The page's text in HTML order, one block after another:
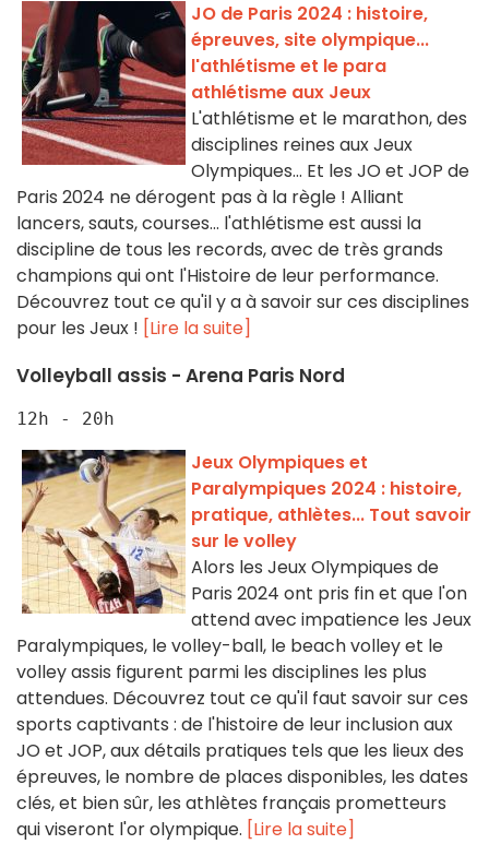
JO de Paris 2024 : histoire,
épreuves, site olympique...
l'athlétisme et le para
athlétisme aux Jeux
L'athlétisme et le marathon, des
disciplines reines aux Jeux
Olympiques... Et les JO et JOP de
Paris 2024 ne dérogent pas à la règle ! Alliant
lancers, sauts, courses... l'athlétisme est aussi la
discipline de tous les records, avec de très grands
champions qui ont l'Histoire de leur performance.
Découvrez tout ce qu'il y a à savoir sur ces disciplines
pour les Jeux ! [Lire la suite]
Volleyball assis - Arena Paris Nord
12h - 20h
Jeux Olympiques et
Paralympiques 2024 : histoire,
pratique, athlètes... Tout savoir
sur le volley
Alors les Jeux Olympiques de
Paris 2024 ont pris fin et que l'on
attend avec impatience les Jeux
Paralympiques, le volley-ball, le beach volley et le
volley assis figurent parmi les disciplines les plus
attendues. Découvrez tout ce qu'il faut savoir sur ces
sports captivants : de l'histoire de leur inclusion aux
JO et JOP, aux détails pratiques tels que les lieux des
épreuves, le nombre de places disponibles, les dates
clés, et bien sûr, les athlètes français prometteurs
qui viseront l'or olympique. [Lire la suite]